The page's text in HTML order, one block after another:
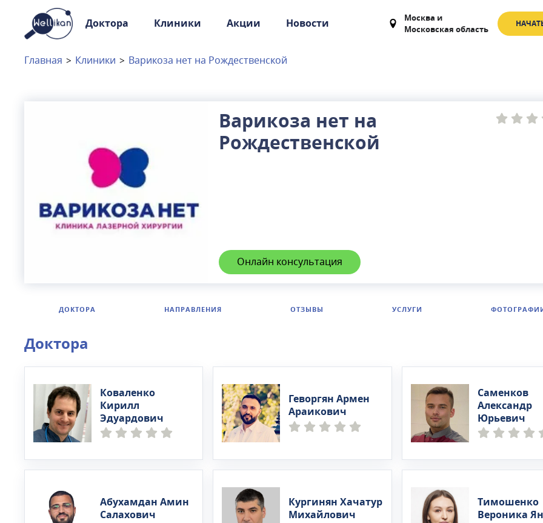
Доктора Клиники Акции Новости Москва и
Московская область
Доктора
Клиники
Московская область
Связаться с нами
Главная > Клиники > Варикоза нет на Рождественской
Варикоза нет на
Рождественской
Онлайн консультация
ДОКТОРА НАПРАВЛЕНИЯ ОТЗЫВЫ УСЛУГИ
Доктора
Коваленко
Кирилл
Эдуардович
Геворгян Армен
Араикович
Саменков
Александр
Юрьевич
Абухамдан Амин
Салахович
Кургинян Хачатур
Михайлович
Тимошенко
Вероника